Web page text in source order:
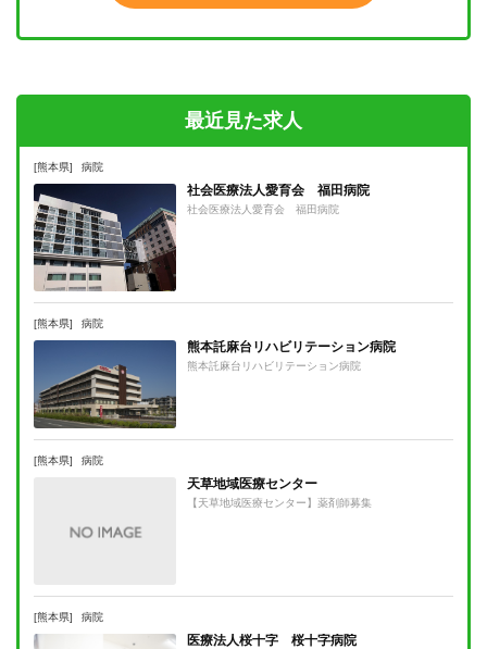
最近見た求人
[熊本県] 病院
社会医療法人愛育会 福田病院
社会医療法人愛育会 福田病院
[熊本県] 病院
熊本託麻台リハビリテーション病院
熊本託麻台リハビリテーション病院
[熊本県] 病院
天草地域医療センター
【天草地域医療センター】薬剤師募集
[熊本県] 病院
医療法人桜十字 桜十字病院